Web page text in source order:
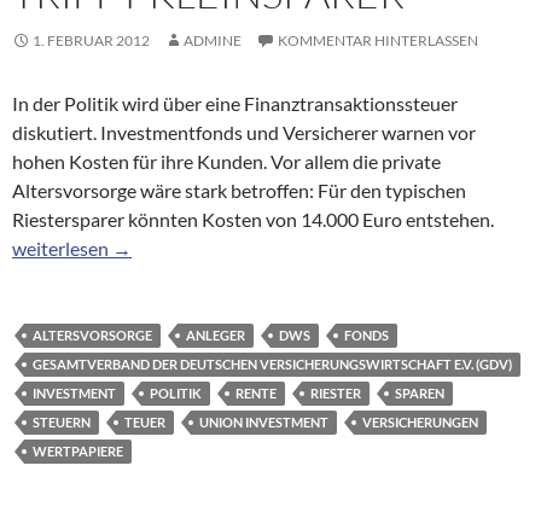
1. FEBRUAR 2012 ADMINE KOMMENTAR HINTERLASSEN
In der Politik wird über eine Finanztransaktionssteuer
diskutiert. Investmentfonds und Versicherer warnen vor
hohen Kosten für ihre Kunden. Vor allem die private
Altersvorsorge wäre stark betroffen: Für den typischen
Riestersparer könnten Kosten von 14.000 Euro entstehen.
Private Altersvorsorge: Transaktionssteuer trifft Kleinsparer
weiterlesen →
ALTERSVORSORGE ANLEGER DWS
FONDS
GESAMTVERBAND DER DEUTSCHEN VERSICHERUNGSWIRTSCHAFT E.V. (GDV)
INVESTMENT
POLITIK RENTE RIESTER
SPAREN
STEUERN
TEUER UNION INVESTMENT
VERSICHERUNGEN
WERTPAPIERE